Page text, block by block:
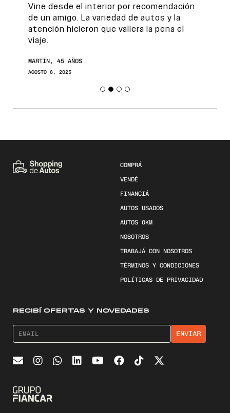
Vine desde el interior por recomendación
de un amigo. La variedad de autos y la
atención hicieron que valiera la pena el
viaje.
MARTÍN, 45 AÑOS
AGOSTO 6, 2025
COMPRÁ
VENDÉ
FINANCIÁ
AUTOS USADOS
AUTOS 0KM
NOSOTROS
TRABAJÁ CON NOSOTROS
TÉRMINOS Y CONDICIONES
POLÍTICAS DE PRIVACIDAD
RECIBÍ OFERTAS Y NOVEDADES